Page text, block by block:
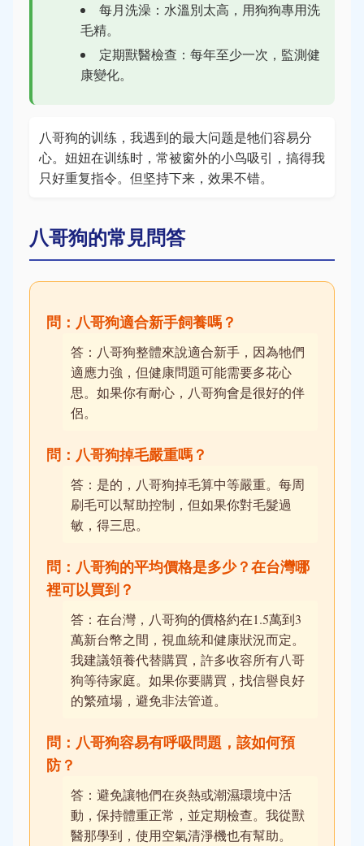
每月洗澡：水溫別太高，用狗狗專用洗
毛精。
定期獸醫檢查：每年至少一次，監測健
康變化。
八哥狗的训练，我遇到的最大问题是牠们容易分
心。妞妞在训练时，常被窗外的小鸟吸引，搞得我
只好重复指令。但坚持下来，效果不错。
八哥狗的常見問答
問：八哥狗適合新手飼養嗎？
答：八哥狗整體來說適合新手，因為牠們
適應力強，但健康問題可能需要多花心
思。如果你有耐心，八哥狗會是很好的伴
侶。
問：八哥狗掉毛嚴重嗎？
答：是的，八哥狗掉毛算中等嚴重。每周
刷毛可以幫助控制，但如果你對毛髮過
敏，得三思。
問：八哥狗的平均價格是多少？在台灣哪
裡可以買到？
答：在台灣，八哥狗的價格約在1.5萬到3
萬新台幣之間，視血統和健康狀況而定。
我建議領養代替購買，許多收容所有八哥
狗等待家庭。如果你要購買，找信譽良好
的繁殖場，避免非法管道。
問：八哥狗容易有呼吸問題，該如何預
防？
答：避免讓牠們在炎熱或潮濕環境中活
動，保持體重正常，並定期檢查。我從獸
醫那學到，使用空氣清淨機也有幫助。